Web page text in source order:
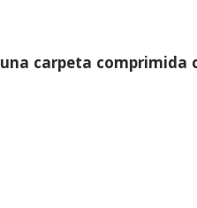
carpeta comprimida